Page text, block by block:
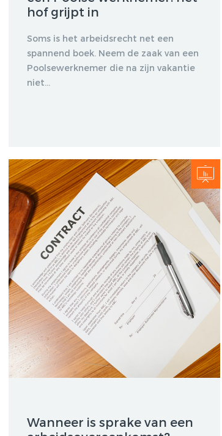
DISCRIMINATIE?, 17-09-
2012, ARBEIDSRECHT
KOSER KAYA,
LENTEAKKOORD EN
DIE BLIJFT?, 08-04-2013,
ARBEIDSRECHT 2013/28
HET SOCIAAL AKKOORD,
10-09-2013, NJB
2013/1931
OBESE: ZWAARWEGENDE
ONTSLAGGROND OF
DISCRIMINATIE?, 14-10-
2015, ARBEIDSRECHT
2015/50
DE PROEFTIJD: PAST,
PRESENT, FUTURE,
ARBEIDSRECHT 2019/16
hof grijpt in
Soms is het arbeidsrecht net een
spannend boek. Neem de zaak van een
Poolsewerknemer die na zijn vakantie
niet...
Wanneer is sprake van een